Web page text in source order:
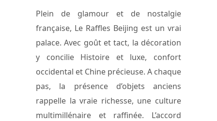
Plein de glamour et de nostalgie
française, Le Raffles Beijing est un vrai
palace. Avec goût et tact, la décoration
y concilie Histoire et luxe, confort
occidental et Chine précieuse. A chaque
pas, la présence d’objets anciens
rappelle la vraie richesse, une culture
multimillénaire et raffinée. L’accord